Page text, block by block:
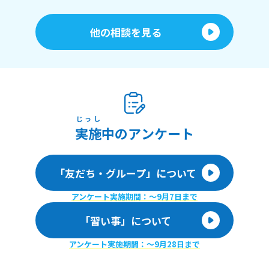
他の相談を見る
実施
じっし
中のアンケート
「友だち・グループ」について
アンケート実施期間：〜9月7日まで
「習い事」について
アンケート実施期間：〜9月28日まで